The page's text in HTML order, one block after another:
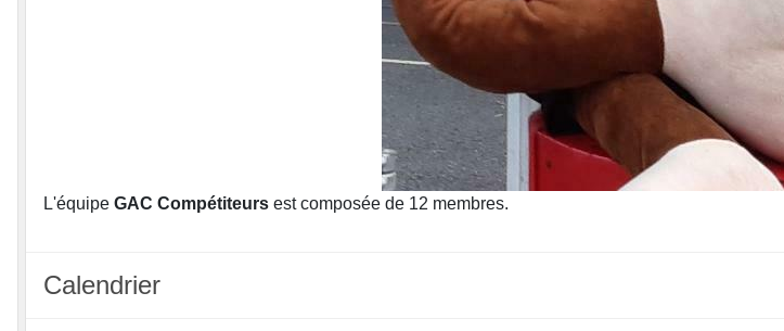
L'équipe GAC Compétiteurs est composée de 12 membres.
Calendrier